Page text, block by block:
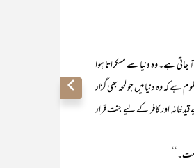
ہے۔ وہ دنیا سے مسکراتا ہوا
کہ وہ دنیا میں جو لمحہ بھی گزار
خانہ اور کافر کے لیے جنت قرار